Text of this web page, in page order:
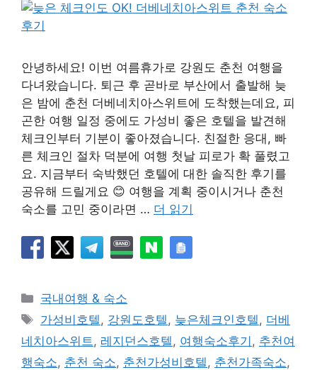
안녕하세요! 이번 여름휴가로 강원도 춘천 여행을
다녀왔습니다. 퇴근 후 곧바로 부산에서 출발해 늦
은 밤에 춘천 더베네치아스위트에 도착했는데요, 피
곤한 여행 일정 중에도 가성비 좋은 호텔을 발견해
체크인부터 기분이 좋아졌습니다. 친절한 응대, 빠
른 체크인 절차 덕분에 여행 첫날 피로가 확 풀렸고
요. 지금부터 숙박했던 호텔에 대한 솔직한 후기를
공유해 드릴게요 😊 여행을 계획 중이시거나 춘천
숙소를 고민 중이라면 … 더 읽기
카
테
리
국내여행 & 숙소
태
그
가성비호텔, 강원도호텔, 늦은체크인호텔, 더베
네치아스위트, 레지던스호텔, 여행숙소후기 , 추천여
행숙소, 춘천 숙소, 춘천가성비호텔, 춘천가족숙소,